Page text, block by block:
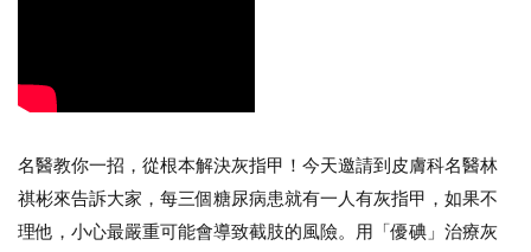
名醫教你一招，從根本解決灰指甲！今天邀請到皮膚科名醫林
祺彬來告訴大家，每三個糖尿病患就有一人有灰指甲，如果不
理他，小心最嚴重可能會導致截肢的風險。用「優碘」治療灰